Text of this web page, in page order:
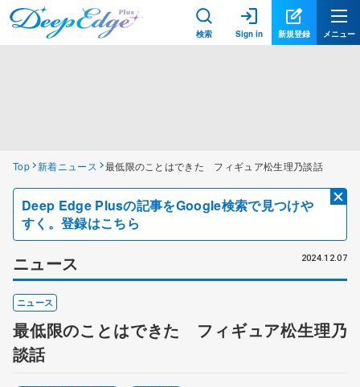
検索 Sign in 新規登録 メニュー
Top 新着ニュース 最低限のことはできた フィギュア松生理乃談話
Deep Edge Plusの記事をGoogle検索で見つけや
すく。登録はこちら
ニュース 2024.12.07
ニュース
最低限のことはできた フィギュア松生理乃
談話